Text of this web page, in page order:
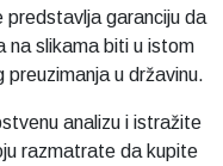
predstavlja garanciju da
na slikama biti u istom
preuzimanja u državinu.
analizu i istražite
razmatrate da kupite